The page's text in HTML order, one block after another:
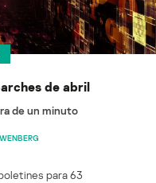
de abril
de un minuto
para 63